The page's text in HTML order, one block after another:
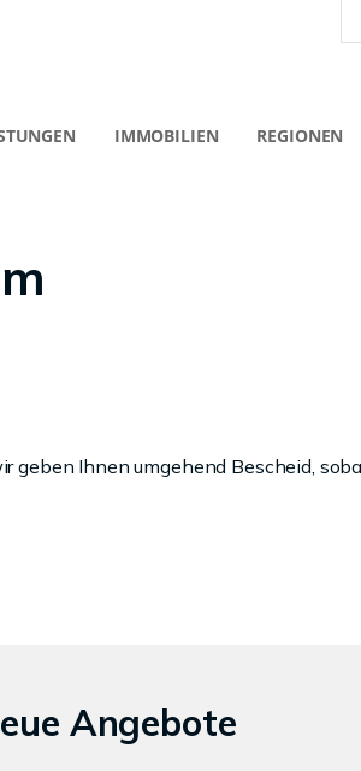
IMMOBILIEN REGIONEN
Ihnen umgehend Bescheid,
Angebote